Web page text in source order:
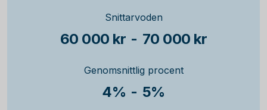
Snittarvoden
60 000 kr - 70 000 kr
Genomsnittlig procent
4% - 5%